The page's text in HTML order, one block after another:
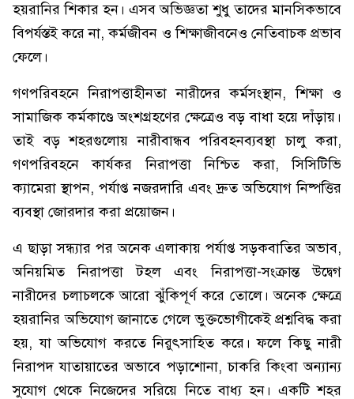
হয়রানির শিকার হন। এসব অভিজ্ঞতা শুধু তাদের মানসিকভাবে
বিপর্যস্তই করে না, কর্মজীবন ও শিক্ষাজীবনেও নেতিবাচক প্রভাব
ফেলে।
গণপরিবহনে নিরাপত্তাহীনতা নারীদের কর্মসংস্থান, শিক্ষা ও
সামাজিক কর্মকাণ্ডে অংশগ্রহণের ক্ষেত্রেও বড় বাধা হয়ে দাঁড়ায়।
তাই বড় শহরগুলোয় নারীবান্ধব পরিবহনব্যবস্থা চালু করা,
গণপরিবহনে কার্যকর নিরাপত্তা নিশ্চিত করা, সিসিটিভি
ক্যামেরা স্থাপন, পর্যাপ্ত নজরদারি এবং দ্রুত অভিযোগ নিষ্পত্তির
ব্যবস্থা জোরদার করা প্রয়োজন।
এ ছাড়া সন্ধ্যার পর অনেক এলাকায় পর্যাপ্ত সড়কবাতির অভাব,
অনিয়মিত নিরাপত্তা টহল এবং নিরাপত্তা-সংক্রান্ত উদ্বেগ
নারীদের চলাচলকে আরো ঝুঁকিপূর্ণ করে তোলে। অনেক ক্ষেত্রে
হয়রানির অভিযোগ জানাতে গেলে ভুক্তভোগীকেই প্রশ্নবিদ্ধ করা
হয়, যা অভিযোগ করতে নিরুৎসাহিত করে। ফলে কিছু নারী
নিরাপদ যাতায়াতের অভাবে পড়াশোনা, চাকরি কিংবা অন্যান্য
সুযোগ থেকে নিজেদের সরিয়ে নিতে বাধ্য হন। একটি শহর